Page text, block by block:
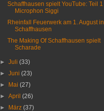
Schaffhausen spielt YouTube: Teil 1
Microphon Siggi
Rheinfall Feuerwerk am 1. August in
Schaffhausen
The Making Of Schaffhausen spielt
Scharade
►Juli(33)
►Juni(23)
►
Mai(27)
►April(26)
►
März(37)